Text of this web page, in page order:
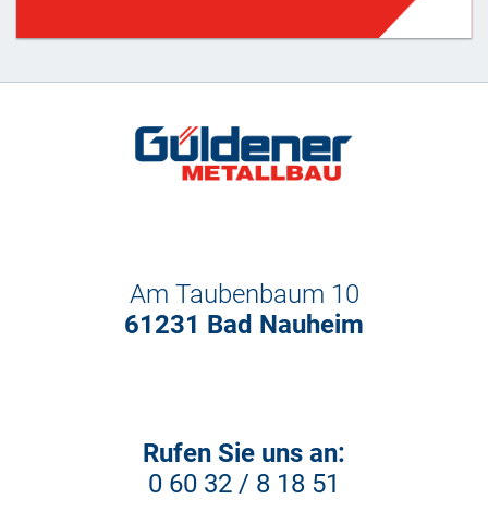
Am Taubenbaum 10
61231 Bad Nauheim
Rufen Sie uns an:
0 60 32 / 8 18 51